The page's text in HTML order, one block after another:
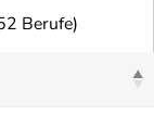
Berufe)